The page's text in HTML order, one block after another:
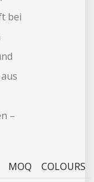
bei
–
MOQ COLOURS